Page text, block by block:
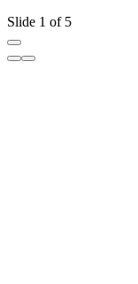
Slide 1 of 5